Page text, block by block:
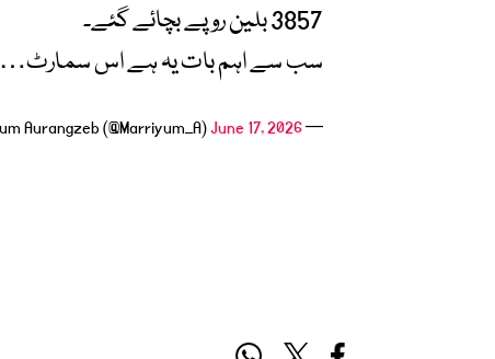
3857 بلین روپے بچائے گئے۔
سب سے اہم بات یہ ہے اس سمارٹ…
— Marriyum Aurangzeb (@Marriyum_A)
June 17, 2026